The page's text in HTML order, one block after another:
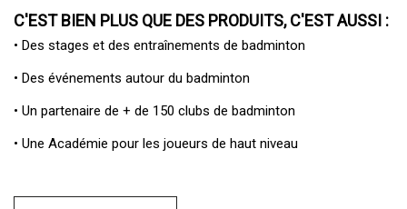
C'EST BIEN PLUS QUE DES PRODUITS, C'EST AUSSI :
• Des stages et des entraînements de badminton
• Des événements autour du badminton
• Un partenaire de + de 150 clubs de badminton
• Une Académie pour les joueurs de haut niveau